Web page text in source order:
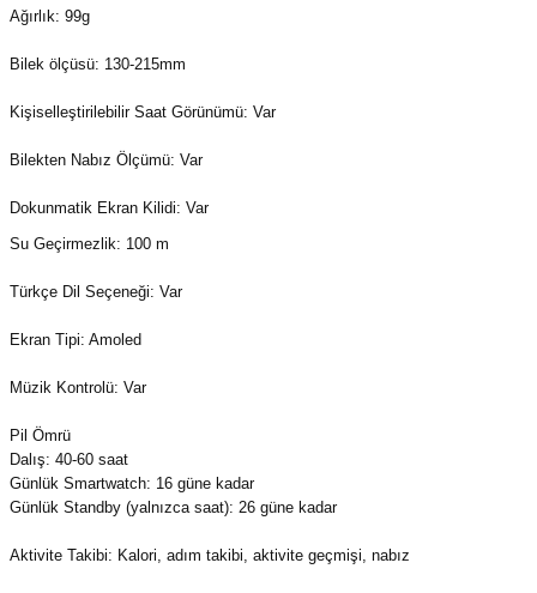
Ağırlık: 99g
Bilek ölçüsü: 130-215mm
Kişiselleştirilebilir Saat Görünümü: Var
Bilekten Nabız Ölçümü: Var
Dokunmatik Ekran Kilidi: Var
Su Geçirmezlik: 100 m
Türkçe Dil Seçeneği: Var
Ekran Tipi: Amoled
Müzik Kontrolü: Var
Pil Ömrü
Dalış: 40-60 saat
Günlük Smartwatch: 16 güne kadar
Günlük Standby (yalnızca saat): 26 güne kadar
Aktivite Takibi: Kalori, adım takibi, aktivite geçmişi, nabız